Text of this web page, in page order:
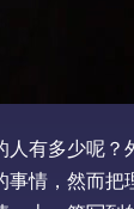
人有多少呢？
事情，然而把